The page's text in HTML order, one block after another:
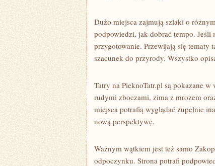
Dużo miejsca zajmują szlaki o
podpowiedzi, jak dobrać tempo. Jeśli
przygotowanie. Przewijają się tematy
szacunek do przyrody. Wszystko
Tatry na PieknoTatr.pl są pokazane
rudymi zboczami, zima z mrozem
miejsca potrafią wyglądać zupełnie
nową perspektywę.
Ważnym wątkiem jest też samo
odpoczynku. Strona potrafi